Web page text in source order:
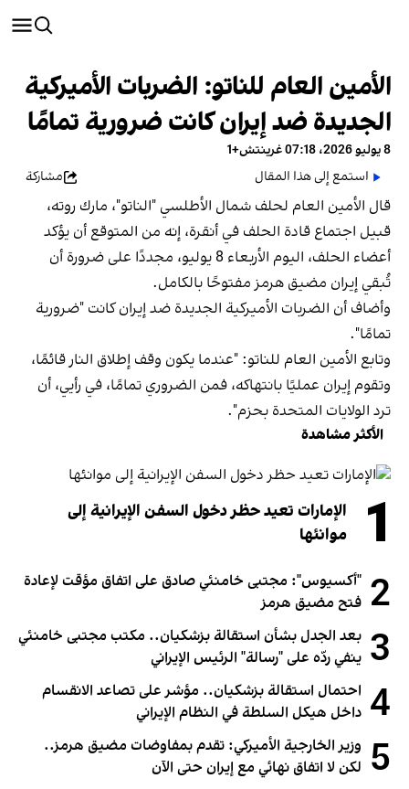
الأمين العام للناتو: الضربات الأميركية
الجديدة ضد إيران كانت ضرورية تمامًا
8 يوليو 2026، 07:18 غرينتش+1
استمع إلى هذا المقال
مشاركة
قال الأمين العام لحلف شمال الأطلسي "الناتو"، مارك روته،
قبيل اجتماع قادة الحلف في أنقرة، إنه من المتوقع أن يؤكد
أعضاء الحلف، اليوم الأربعاء 8 يوليو، مجددًا على ضرورة أن
تُبقي إيران مضيق هرمز مفتوحًا بالكامل.
وأضاف أن الضربات الأميركية الجديدة ضد إيران كانت "ضرورية
تمامًا".
وتابع الأمين العام للناتو: "عندما يكون وقف إطلاق النار قائمًا،
وتقوم إيران عمليًا بانتهاكه، فمن الضروري تمامًا، في رأيي، أن
ترد الولايات المتحدة بحزم".
الأكثر مشاهدة
1
الإمارات تعيد حظر دخول السفن الإيرانية إلى
موانئها
2 "أكسيوس": مجتبى خامنئي صادق على اتفاق مؤقت لإعادة
فتح مضيق هرمز
3 بعد الجدل بشأن استقالة بزشكيان.. مكتب مجتبى خامنئي
ينفي ردّه على "رسالة" الرئيس الإيراني
4 احتمال استقالة بزشكيان.. مؤشر على تصاعد الانقسام
داخل هيكل السلطة في النظام الإيراني
5 وزير الخارجية الأميركي: تقدم بمفاوضات مضيق هرمز..
لكن لا اتفاق نهائي مع إيران حتى الآن